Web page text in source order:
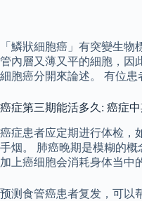
「鱗狀細胞癌」有突變生
管內層又薄又平的細胞，因
細胞癌分開來論述。 有位
癌症第三期能活多久: 癌症
癌症患者应定期进行体检，
手烟。 肺癌晚期是模糊的
加上癌细胞会消耗身体当中
预测食管癌患者复发，可以